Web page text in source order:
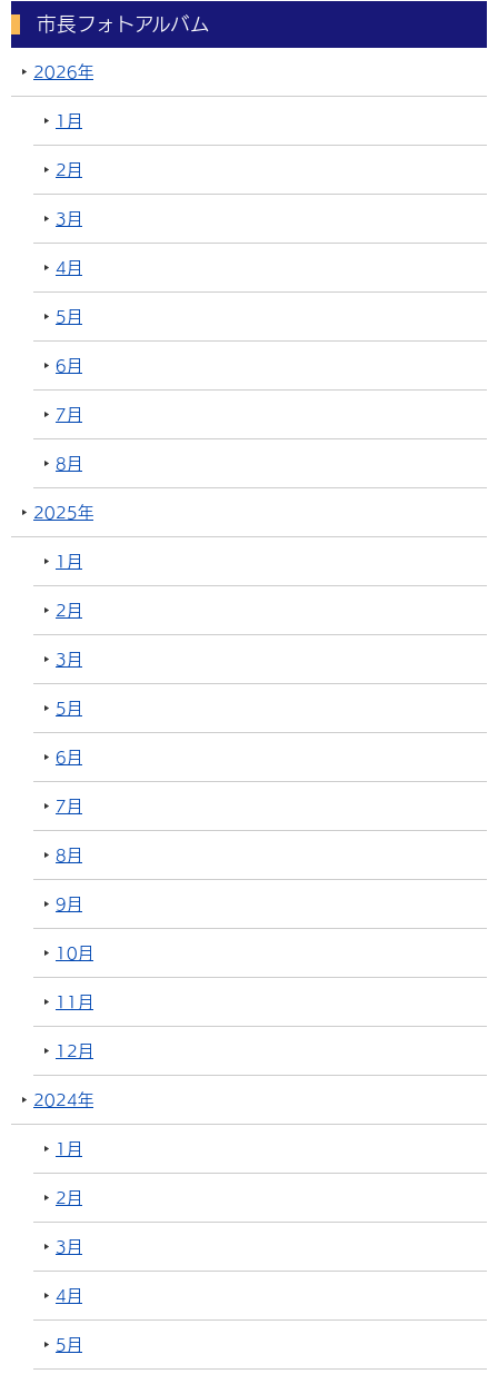
市長フォトアルバム
2026年
1月
2月
3月
4月
5月
6月
7月
8月
2025年
1月
2月
3月
5月
6月
7月
8月
9月
10月
11月
12月
2024年
1月
2月
3月
4月
5月